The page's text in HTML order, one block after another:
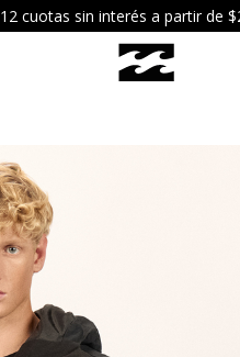
12 cuotas sin interés a partir de